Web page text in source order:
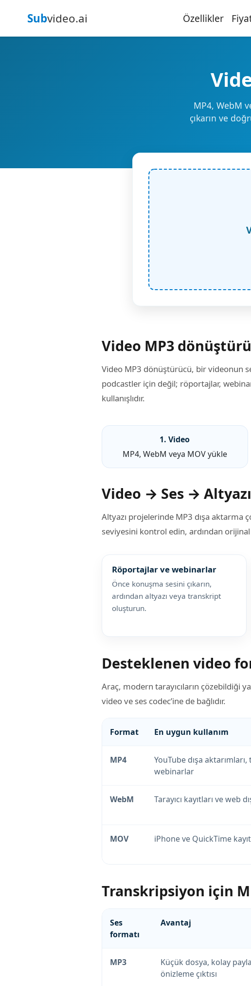
Subvideo.ai Özellikler
MP4, WebM
çıkarın ve
Video MP3
Video MP3 dönüştürücü, bir videonun
podcastler için değil; röportajlar,
kullanışlıdır.
1. Video
MP4, WebM veya MOV yükle
Video → Ses → Altyazı
Altyazı projelerinde MP3 dışa
seviyesini kontrol edin, ardından
Röportajlar ve webinarlar
Önce konuşma sesini çıkarın,
ardından altyazı veya transkript
oluşturun.
Desteklenen video
Araç, modern tarayıcıların çözebildiği
video ve ses codec’ine de bağlıdır.
Format En uygun kullanım
MP4
YouTube dışa
webinarlar
WebM Tarayıcı kayıtları ve web
MOV iPhone ve QuickTime
Transkripsiyon için
Ses
formatı
Avantaj
MP3
Küçük dosya, kolay
önizleme çıktısı